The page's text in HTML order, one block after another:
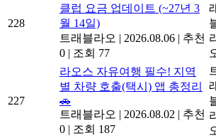
228
클럽 요금 업데이트 (~27년 3
월 14일)
트래블라오 | 2026.08.06 | 추천
0 | 조회 77
227
라오스 자유여행 필수! 지역
별 차량 호출(택시) 앱 총정리
🚗
트래블라오 | 2026.08.02 | 추천
0 | 조회 187